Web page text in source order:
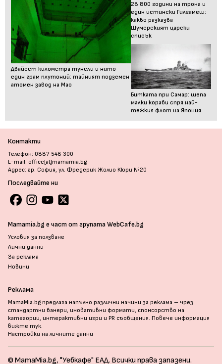
Двайсет километра тунели и нито
един грам плутоний: тайният подземен
атомен завод на Мао
28 800 години на трона и
един истински Гилгамеш:
какво разказва
Шумерският царски
списък
Битката при Самар: шепа
малки кораби спря най-
тежкия флот на Япония
Контакти
Телефон: 0887 548 300
E-mail: office[at]mamamia.bg
Адрес: гр. София, ул. Фредерик Жолио Кюри №20
Последвайте ни
Mamamia.bg е част от групата WebCafe.bg
Условия за ползване
Лични данни
За реклама
Новини
Реклама
MamaMia.bg предлага напълно различни начини за реклама – чрез
стандартни банери, иновативни формати, спонсорство на
категории, интерактивни игри и PR съобщения. Повече информация
вижте тук.
Настройки на личните данни
© MamaMia.bg, "Уебкафе" ЕАД. Всички права запазени.